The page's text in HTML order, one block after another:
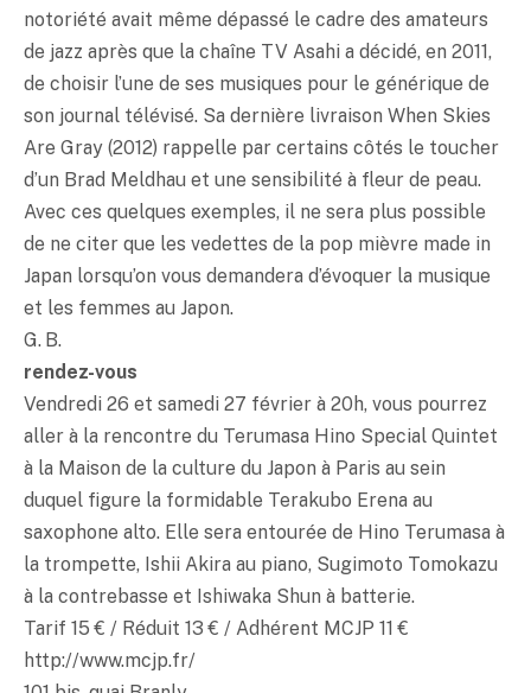
notoriété avait même dépassé le cadre des amateurs
de jazz après que la chaîne TV Asahi a décidé, en 2011,
de choisir l’une de ses musiques pour le générique de
son journal télévisé. Sa dernière livraison When Skies
Are Gray (2012) rappelle par certains côtés le toucher
d’un Brad Meldhau et une sensibilité à fleur de peau.
Avec ces quelques exemples, il ne sera plus possible
de ne citer que les vedettes de la pop mièvre made in
Japan lorsqu’on vous demandera d’évoquer la musique
et les femmes au Japon.
G. B.
rendez-vous
Vendredi 26 et samedi 27 février à 20h, vous pourrez
aller à la rencontre du Terumasa Hino Special Quintet
à la Maison de la culture du Japon à Paris au sein
duquel figure la formidable Terakubo Erena au
saxophone alto. Elle sera entourée de Hino Terumasa à
la trompette, Ishii Akira au piano, Sugimoto Tomokazu
à la contrebasse et Ishiwaka Shun à batterie.
Tarif 15 € / Réduit 13 € / Adhérent MCJP 11 €
http://www.mcjp.fr/